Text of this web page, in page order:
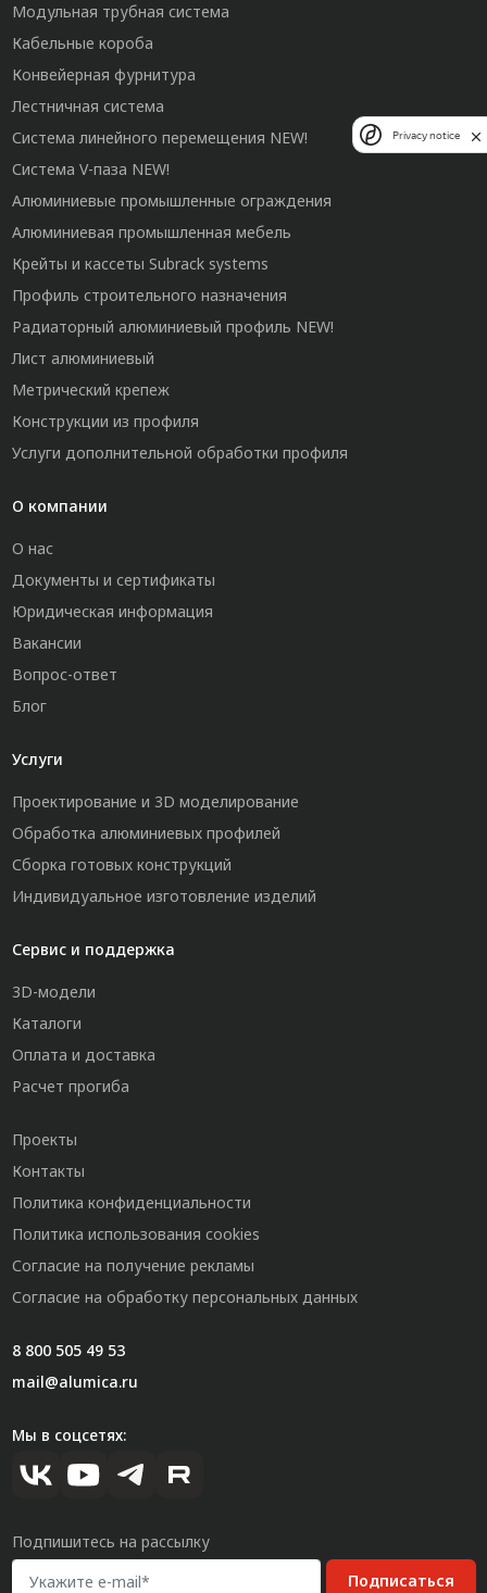
Модульная трубная система
Кабельные короба
Конвейерная фурнитура
Лестничная система
Система линейного перемещения NEW!
Система V-паза NEW!
Алюминиевые промышленные ограждения
Алюминиевая промышленная мебель
Крейты и кассеты Subrack systems
Профиль строительного назначения
Радиаторный алюминиевый профиль NEW!
Лист алюминиевый
Метрический крепеж
Конструкции из профиля
Услуги дополнительной обработки профиля
О компании
О нас
Документы и сертификаты
Юридическая информация
Вакансии
Вопрос-ответ
Блог
Услуги
Проектирование и 3D моделирование
Обработка алюминиевых профилей
Сборка готовых конструкций
Индивидуальное изготовление изделий
Сервис и поддержка
3D-модели
Каталоги
Оплата и доставка
Расчет прогиба
Проекты
Контакты
Политика конфиденциальности
Политика использования cookies
Согласие на получение рекламы
Согласие на обработку персональных данных
8 800 505 49 53
mail@alumica.ru
Мы в соцсетях:
Подпишитесь на рассылку
Подписаться
Privacy notice